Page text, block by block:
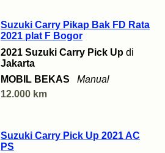
Suzuki Carry Pikap Bak FD Rata
2021 plat F Bogor
2021 Suzuki Carry Pick Up di
Jakarta
MOBIL BEKAS
Manual
12.000 km
Suzuki Carry Pick Up 2021 AC
PS